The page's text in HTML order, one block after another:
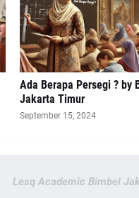
Ada Berapa Persegi ? by
Jakarta Timur
September 15, 2024
Lesq Academic Bimbel